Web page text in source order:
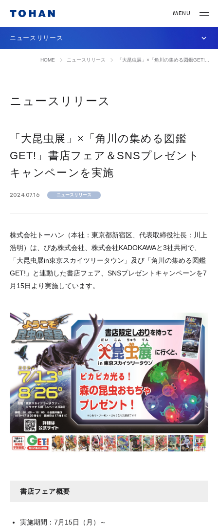
ニュースリリース
HOME ニュースリリース 「大昆虫展」×「角川の集める図鑑GET!...
ニュースリリース
「大昆虫展」×「角川の集める図鑑
GET!」書店フェア＆SNSプレゼント
キャンペーンを実施
2024.07.16 ニュースリリース
株式会社トーハン（本社：東京都新宿区、代表取締役社長：川上
浩明）は、ぴあ株式会社、株式会社KADOKAWAと3社共同で、
「大昆虫展in東京スカイツリータウン」及び「角川の集める図鑑
GET!」と連動した書店フェア、SNSプレゼントキャンペーンを7
月15日より実施しています。
書店フェア概要
実施期間：7月15日（月）～